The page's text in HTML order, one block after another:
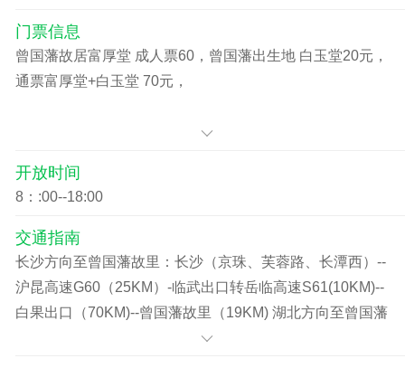
门票信息
曾国藩故居富厚堂 成人票60，曾国藩出生地 白玉堂20元，
通票富厚堂+白玉堂 70元，
开放时间
8：:00--18:00
交通指南
长沙方向至曾国藩故里：长沙（京珠、芙蓉路、长潭西）--
沪昆高速G60（25KM）-临武出口转岳临高速S61(10KM)--
白果出口（70KM)--曾国藩故里（19KM) 湖北方向至曾国藩
故里：武汉--京珠高速G4（25KM)--沪昆高速G60(360KM)-